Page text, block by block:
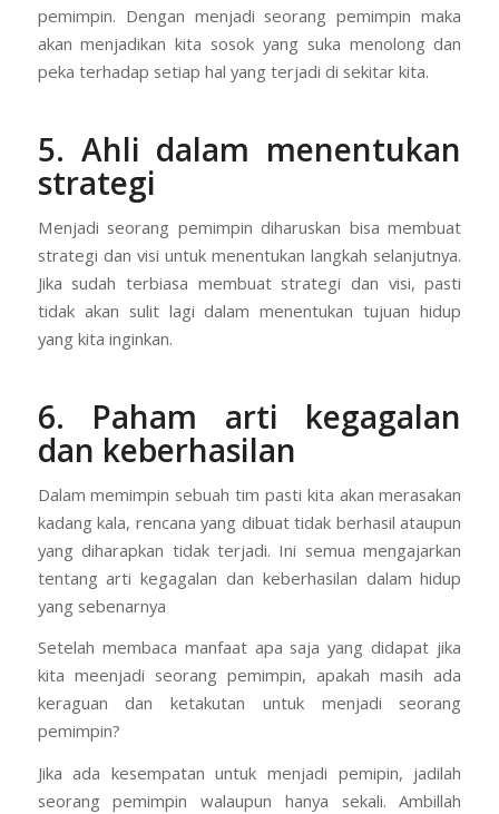
pemimpin. Dengan menjadi seorang pemimpin maka
akan menjadikan kita sosok yang suka menolong dan
peka terhadap setiap hal yang terjadi di sekitar kita.
5. Ahli dalam menentukan
strategi
Menjadi seorang pemimpin diharuskan bisa membuat
strategi dan visi untuk menentukan langkah selanjutnya.
Jika sudah terbiasa membuat strategi dan visi, pasti
tidak akan sulit lagi dalam menentukan tujuan hidup
yang kita inginkan.
6. Paham arti kegagalan
dan keberhasilan
Dalam memimpin sebuah tim pasti kita akan merasakan
kadang kala, rencana yang dibuat tidak berhasil ataupun
yang diharapkan tidak terjadi. Ini semua mengajarkan
tentang arti kegagalan dan keberhasilan dalam hidup
yang sebenarnya
Setelah membaca manfaat apa saja yang didapat jika
kita meenjadi seorang pemimpin, apakah masih ada
keraguan dan ketakutan untuk menjadi seorang
pemimpin?
Jika ada kesempatan untuk menjadi pemipin, jadilah
seorang pemimpin walaupun hanya sekali. Ambillah